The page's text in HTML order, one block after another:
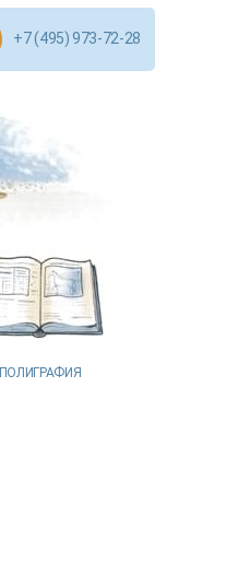
+7 (495) 973-72-28
ПОЛИГРАФИЯ